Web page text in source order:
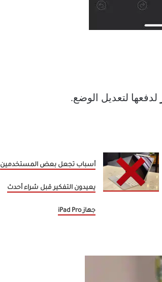
لدفعها لتعديل الوضع.
أسباب تجعل بعض المستخدمين
يعيدون التفكير قبل شراء أحدث
جهاز iPad Pro